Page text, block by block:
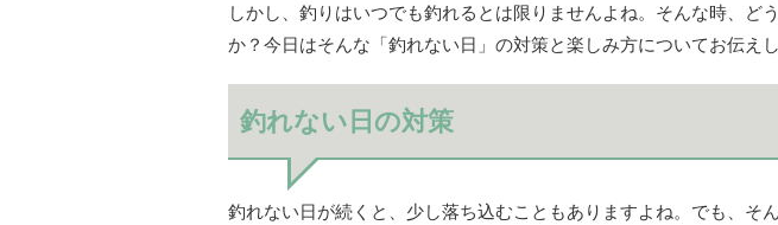
しかし、釣りはいつでも釣れるとは限りませんよね。そんな時、ど
か？今日はそんな「釣れない日」の対策と楽しみ方についてお伝えし
釣れない日の対策
釣れない日が続くと、少し落ち込むこともありますよね。でも、そ